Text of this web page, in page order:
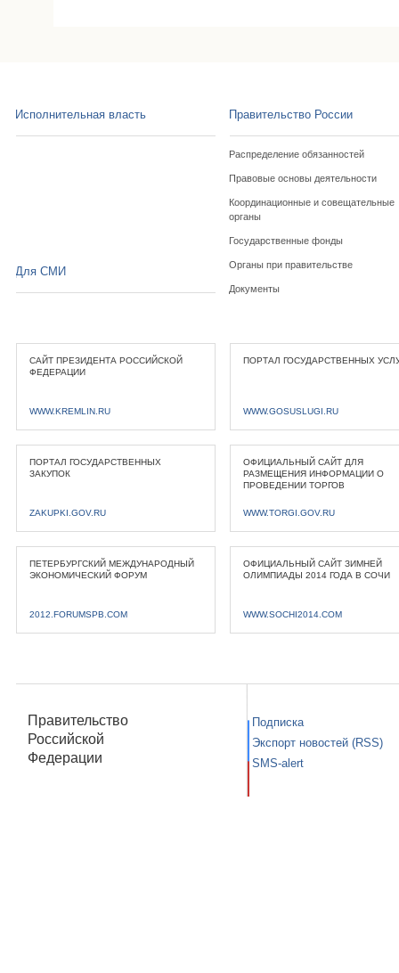
Исполнительная власть Правительство России
Распределение обязанностей
Правовые основы деятельности
Координационные и совещательные
органы
Государственные фонды
Органы при правительстве
Документы
Для СМИ
САЙТ ПРЕЗИДЕНТА РОССИЙСКОЙ
ФЕДЕРАЦИИ
WWW.KREMLIN.RU
ПОРТАЛ ГОСУДАРСТВЕННЫХ
WWW.GOSUSLUGI.RU
ПОРТАЛ ГОСУДАРСТВЕННЫХ
ЗАКУПОК
ZAKUPKI.GOV.RU
ОФИЦИАЛЬНЫЙ САЙТ ДЛЯ
РАЗМЕЩЕНИЯ ИНФОРМАЦИИ О
ПРОВЕДЕНИИ ТОРГОВ
WWW.TORGI.GOV.RU
ПЕТЕРБУРГСКИЙ МЕЖДУНАРОДНЫЙ
ЭКОНОМИЧЕСКИЙ ФОРУМ
2012.FORUMSPB.COM
ОФИЦИАЛЬНЫЙ САЙТ ЗИМНЕЙ
ОЛИМПИАДЫ 2014 ГОДА В СОЧИ
WWW.SOCHI2014.COM
Правительство
Российской
Федерации
Подписка
Экспорт новостей (RSS)
SMS-alert